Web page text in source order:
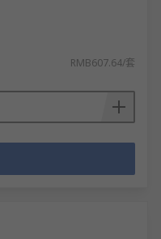
RMB607.64/套